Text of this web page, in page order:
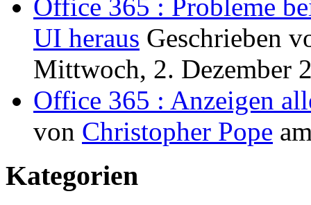
Office 365 : Probleme
UI heraus Geschrieben
Mittwoch, 2. Dezember
Office 365 : Anzeigen
von Christopher Pope
Kategorien